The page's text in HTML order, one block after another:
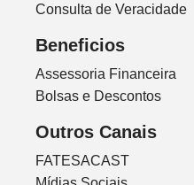
Consulta de Veracidade
Beneficios
Assessoria Financeira
Bolsas e Descontos
Outros Canais
FATESACAST